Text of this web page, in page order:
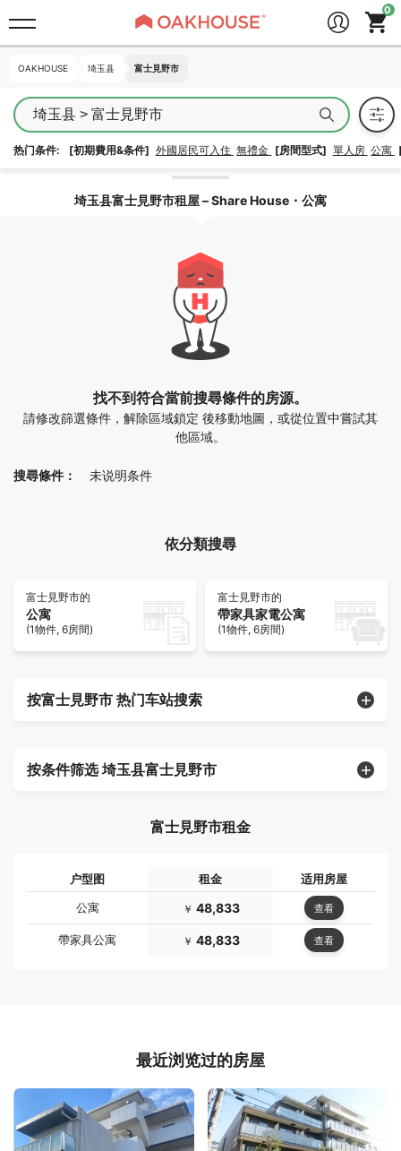
OAKHOUSE 埼玉县 富士見野市
埼玉县 > 富士見野市
热门条件: [初期費用&条件] 外國居民可入住 無禮金 [房間型式] 單人房 公寓
解除區域鎖定
埼玉县富士見野市租屋 – Share House・公寓
找不到符合當前搜尋條件的房源。
請修改篩選條件，解除區域鎖定 後移動地圖，或從位置中嘗試其
他區域。
搜尋條件： 未说明条件
依分類搜尋
富士見野市的
公寓
(1物件, 6房間)
富士見野市的
帶家具家電公寓
(1物件, 6房間)
按富士見野市 热门车站搜索
按条件筛选 埼玉县富士見野市
富士見野市租金
户型图 租金
适用房屋
公寓
￥ 48,833 查看
帶家具公寓 ￥ 48,833 查看
最近浏览过的房屋
OAKHOUSE 埼玉县 富士見野市